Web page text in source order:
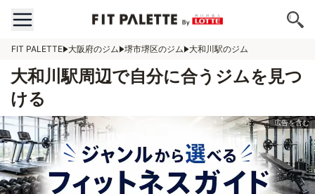
FIT PALETTE 大阪府のジム 堺市堺区のジム 大和川駅のジム
大和川駅周辺で自分に合うジムを見つ
ける